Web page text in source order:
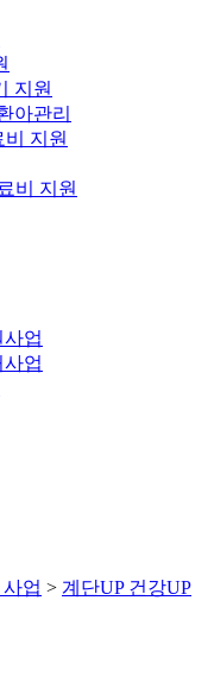
지원
아관리
지원
비 지원
업
업
업 > 계단UP 건강UP